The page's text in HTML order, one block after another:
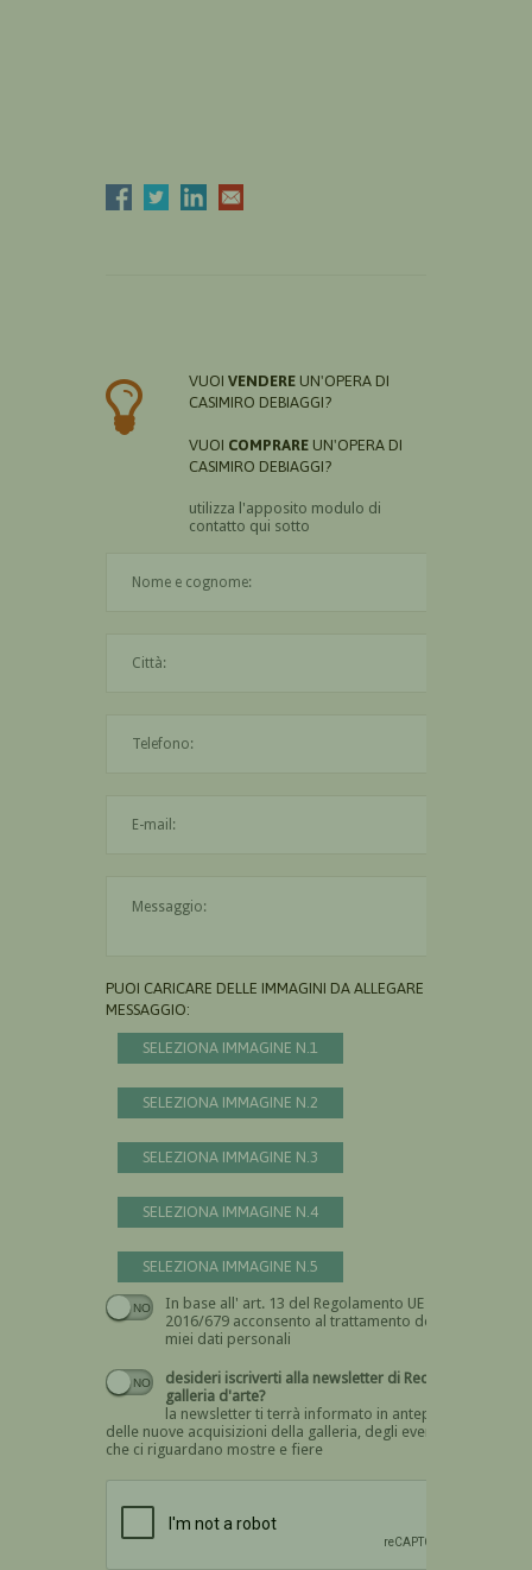
VUOI VENDERE UN'OPERA DI
CASIMIRO DEBIAGGI?
VUOI COMPRARE UN'OPERA DI
CASIMIRO DEBIAGGI?
utilizza l'apposito modulo di
contatto qui sotto
PUOI CARICARE DELLE IMMAGINI DA ALLEGARE AL
MESSAGGIO:
SELEZIONA IMMAGINE N.1
SELEZIONA IMMAGINE N.2
SELEZIONA IMMAGINE N.3
SELEZIONA IMMAGINE N.4
SELEZIONA IMMAGINE N.5
In base all' art. 13 del Regolamento UE n.
2016/679 acconsento al trattamento dei
miei dati personali
Devi dare il consenso
desideri iscriverti alla newsletter di Recta
galleria d'arte?
la newsletter ti terrà informato in anteprima
delle nuove acquisizioni della galleria, degli eventi
che ci riguardano mostre e fiere